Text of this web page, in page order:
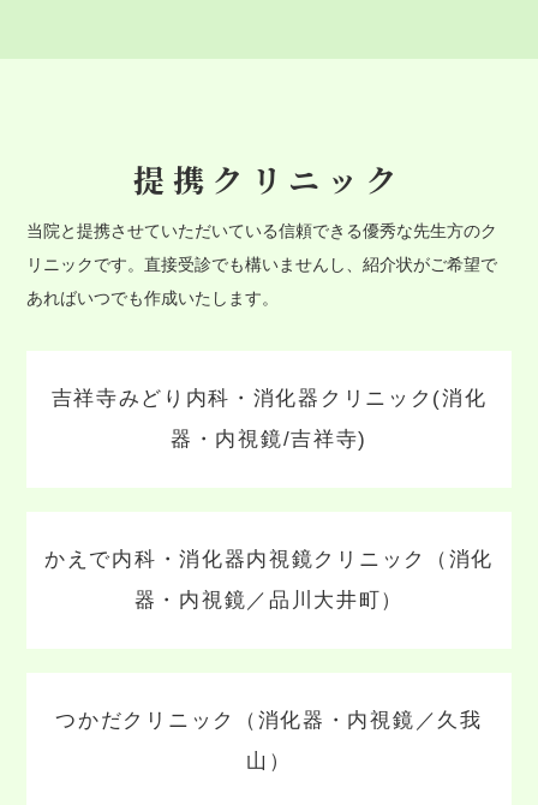
提携クリニック
当院と提携させていただいている信頼できる優秀な先生方のク
リニックです。直接受診でも構いませんし、紹介状がご希望で
あればいつでも作成いたします。
吉祥寺みどり内科・消化器クリニック(消化
器・内視鏡/吉祥寺)
かえで内科・消化器内視鏡クリニック（消化
器・内視鏡／品川大井町）
つかだクリニック（消化器・内視鏡／久我
山）